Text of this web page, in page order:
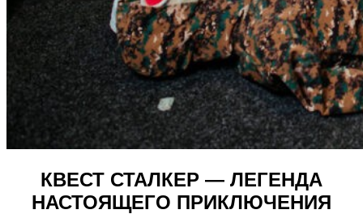
КВЕСТ СТАЛКЕР — ЛЕГЕНДА
НАСТОЯЩЕГО ПРИКЛЮЧЕНИЯ